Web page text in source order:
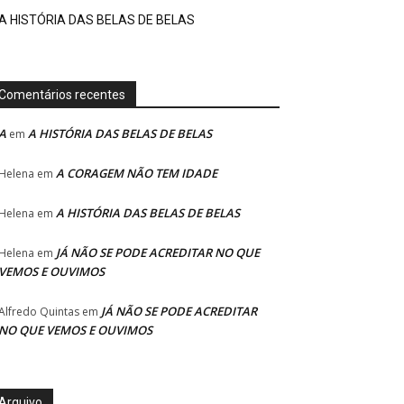
HISTÓRIA DAS BELAS DE BELAS
recentes
em A HISTÓRIA DAS BELAS DE BELAS
em A CORAGEM NÃO TEM IDADE
em A HISTÓRIA DAS BELAS DE BELAS
em JÁ NÃO SE PODE ACREDITAR NO QUE
E OUVIMOS
Quintas em JÁ NÃO SE PODE ACREDITAR
QUE VEMOS E OUVIMOS